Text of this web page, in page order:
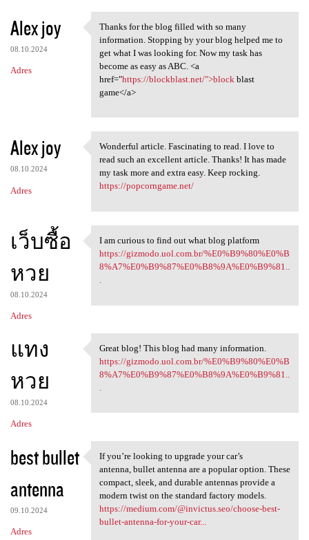
Alex joy
08.10.2024
Adres
Thanks for the blog filled
Thanks for the blog filled with so many
information. Stopping by your blog helped me to
get what I was looking for. Now my task has
become as easy as ABC. <a
href="https://blockblast.net/">block blast
game</a>
Alex joy
08.10.2024
Adres
Wonderful article.
Wonderful article. Fascinating to read. I love to
read such an excellent article. Thanks! It has made
my task more and extra easy. Keep rocking.
https://popcorngame.net/
เว็บซื้อ
หวย
08.10.2024
Adres
I am curious to find out what
I am curious to find out what blog platform
https://gizmodo.uol.com.br/%E0%B9%80%E0%B
8%A7%E0%B9%87%E0%B8%9A%E0%B9%81..
แทง
หวย
08.10.2024
Adres
Great blog! This blog had
Great blog! This blog had many information.
https://gizmodo.uol.com.br/%E0%B9%80%E0%B
8%A7%E0%B9%87%E0%B8%9A%E0%B9%81..
best bullet
antenna
09.10.2024
Adres
If you’re looking to upgrade
If you’re looking to upgrade your car’s
antenna, bullet antenna are a popular option. These
compact, sleek, and durable antennas provide a
modern twist on the standard factory models.
https://medium.com/@invictus.seo/choose-best-
bullet-antenna-for-your-car...